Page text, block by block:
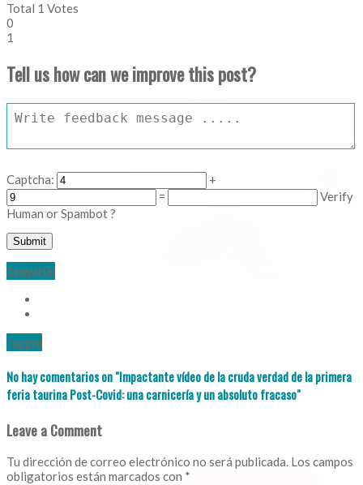
Total 1 Votes
0
1
Tell us how can we improve this post?
Captcha:
+
=
Verify
Human or Spambot ?
Comparte!
Tagged
No hay comentarioson "Impactante vídeo de la cruda verdad de la primera
feria taurina Post-Covid: una carnicería y un absoluto fracaso"
Leave a Comment
Tu dirección de correo electrónico no será publicada. Los campos
obligatorios están marcados con *